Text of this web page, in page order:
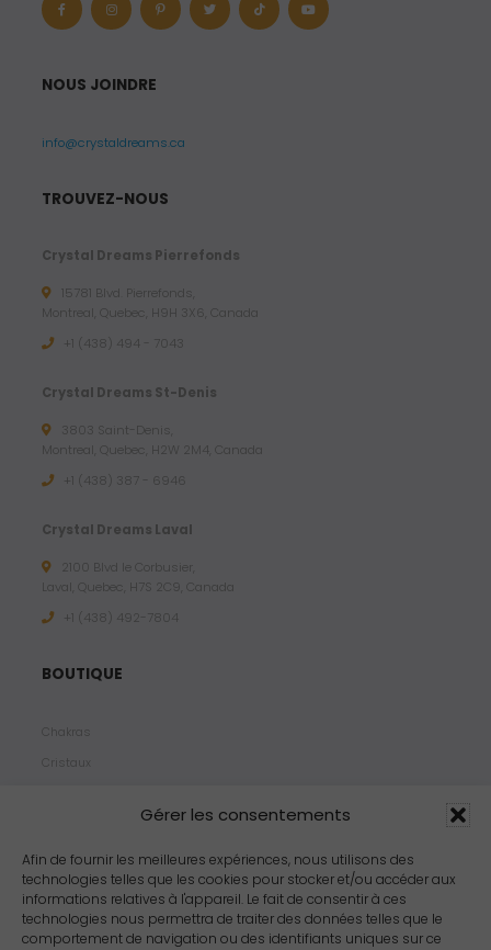
Gérer les consentements
Afin de fournir les meilleures expériences, nous utilisons des
technologies telles que les cookies pour stocker et/ou accéder aux
informations relatives à l'appareil. Le fait de consentir à ces
technologies nous permettra de traiter des données telles que le
comportement de navigation ou des identifiants uniques sur ce
NOUS JOINDRE
info@crystaldreams.ca
TROUVEZ-NOUS
Crystal Dreams Pierrefonds
15781 Blvd. Pierrefonds,
Montreal, Quebec, H9H 3X6, Canada
+1 (438) 494 - 7043
Crystal Dreams St-Denis
3803 Saint-Denis,
Montreal, Quebec, H2W 2M4, Canada
+1 (438) 387 - 6946
Crystal Dreams Laval
2100 Blvd le Corbusier,
Laval, Quebec, H7S 2C9, Canada
+1 ‪(438) 492-7804‬
BOUTIQUE
Chakras
Cristaux
Propriétés
Arômes
Zodiacs